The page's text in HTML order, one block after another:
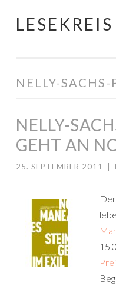
Springe
LESEKREIS
NELLY-SACHS-
NELLY-
GEHT AN
25. SEPTEMBER 2011